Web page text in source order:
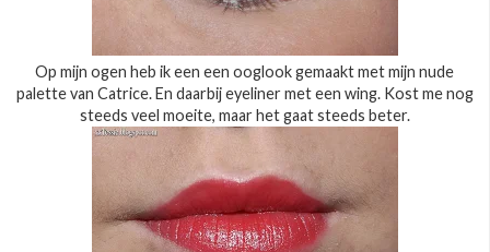
Op mijn ogen heb ik een een ooglook gemaakt met mijn nude
palette van Catrice. En daarbij eyeliner met een wing. Kost me nog
steeds veel moeite, maar het gaat steeds beter.